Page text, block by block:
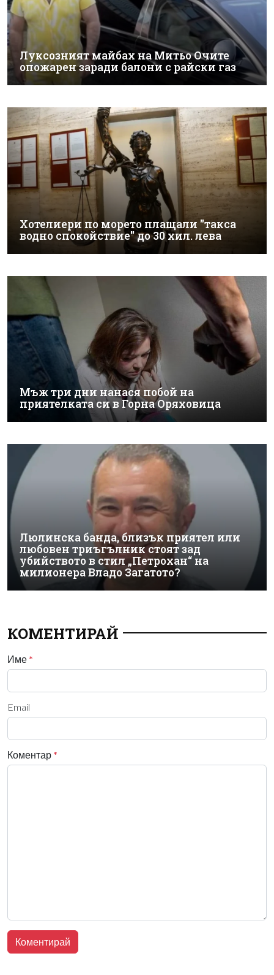
Луксозният майбах на Митьо Очите
опожарен заради балони с райски газ
Хотелиери по морето плащали "такса
водно спокойствие" до 30 хил. лева
Мъж три дни нанася побой на
приятелката си в Горна Оряховица
Люлинска банда, близък приятел или
любовен триъгълник стоят зад
убийството в стил „Петрохан“ на
милионера Владо Загатото?
КОМЕНТИРАЙ
Име *
Email
Коментар *